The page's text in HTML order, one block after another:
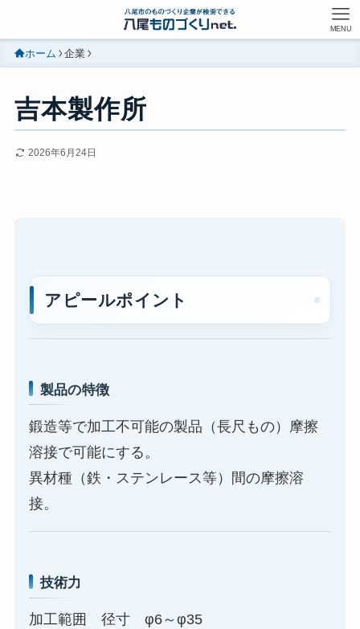
MENU
ホーム 企業
吉本製作所
2026年6月24日
アピールポイント
製品の特徴
鍛造等で加工不可能の製品（長尺もの）摩擦
溶接で可能にする。
異材種（鉄・ステンレース等）間の摩擦溶
接。
技術力
加工範囲 径寸 φ6～φ35